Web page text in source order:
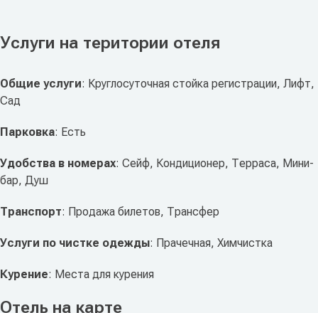
Услуги на територии отеля
Общие услуги: Круглосуточная стойка регистрации, Лифт,
Сад
Парковка: Есть
Удобства в номерах: Сейф, Кондиционер, Терраса, Мини-
бар, Душ
Транспорт: Продажа билетов, Трансфер
Услуги по чистке одежды: Прачечная, Химчистка
Курение: Места для курения
Отель на карте